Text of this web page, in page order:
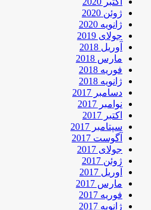
ژوئن 2020
ژانویه 2020
جولای 2019
آوریل 2018
مارس 2018
فوریه 2018
ژانویه 2018
دسامبر 2017
نوامبر 2017
اکتبر 2017
سپتامبر 2017
آگوست 2017
جولای 2017
ژوئن 2017
آوریل 2017
مارس 2017
فوریه 2017
ژانویه 2017